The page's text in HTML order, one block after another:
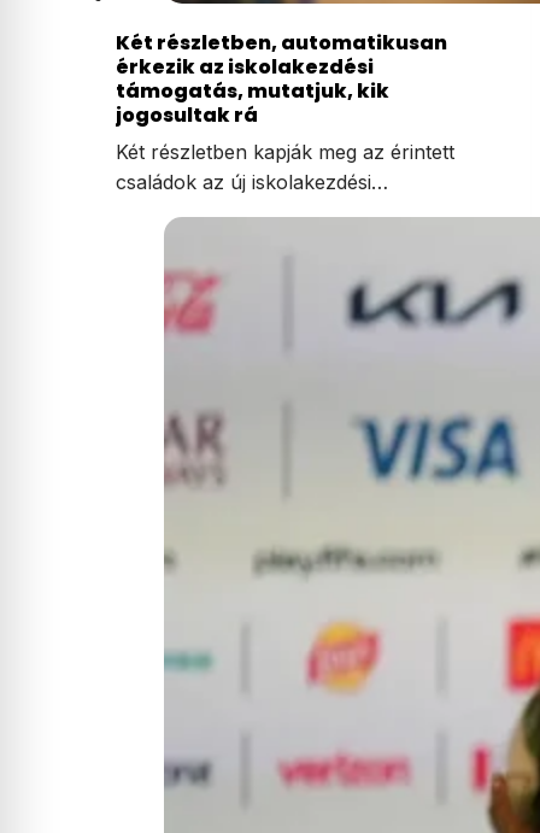
Két részletben, automatikusan
érkezik az iskolakezdési
támogatás, mutatjuk, kik
jogosultak rá
Két részletben kapják meg az érintett
családok az új iskolakezdési…